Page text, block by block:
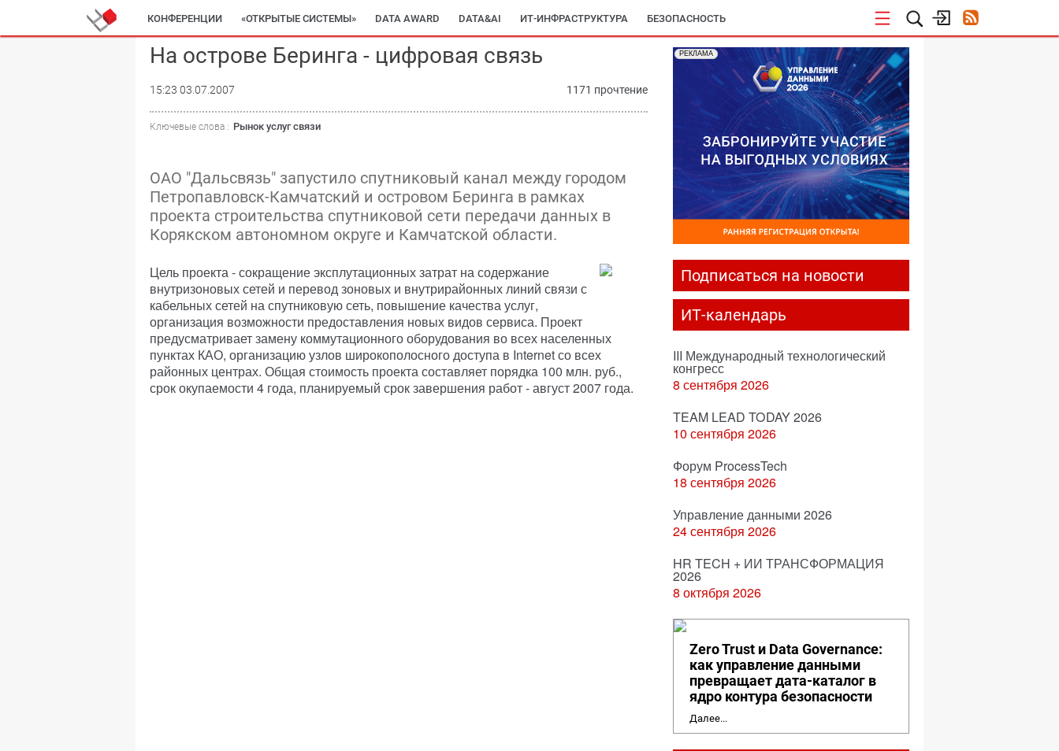
КОНФЕРЕНЦИИ «ОТКРЫТЫЕ СИСТЕМЫ» DATA AWARD DATA&AI ИТ-ИНФРАСТРУКТУРА БЕЗОПАСНОСТЬ
На острове Беринга - цифровая связь
15:23 03.07.2007 1171 прочтение
Ключевые слова : Рынок услуг связи
ОАО "Дальсвязь" запустило спутниковый канал между городом
Петропавловск-Камчатский и островом Беринга в рамках
проекта строительства спутниковой сети передачи данных в
Корякском автономном округе и Камчатской области.
Цель проекта - сокращение эксплутационных затрат на содержание
внутризоновых сетей и перевод зоновых и внутрирайонных линий связи с
кабельных сетей на спутниковую сеть, повышение качества услуг,
организация возможности предоставления новых видов сервиса. Проект
предусматривает замену коммутационного оборудования во всех населенных
пунктах КАО, организацию узлов широкополосного доступа в Internet со всех
районных центрах. Общая стоимость проекта составляет порядка 100 млн. руб.,
срок окупаемости 4 года, планируемый срок завершения работ - август 2007 года.
РЕКЛАМА
Подписаться на новости
ИТ-календарь
III Международный технологический
конгресс
8 сентября 2026
TEAM LEAD TODAY 2026
10 сентября 2026
Форум ProcessTech
18 сентября 2026
Управление данными 2026
24 сентября 2026
HR TECH + ИИ ТРАНСФОРМАЦИЯ
2026
8 октября 2026
Zero Trust и Data Governance:
как управление данными
превращает дата-каталог в
ядро контура безопасности
Далее...